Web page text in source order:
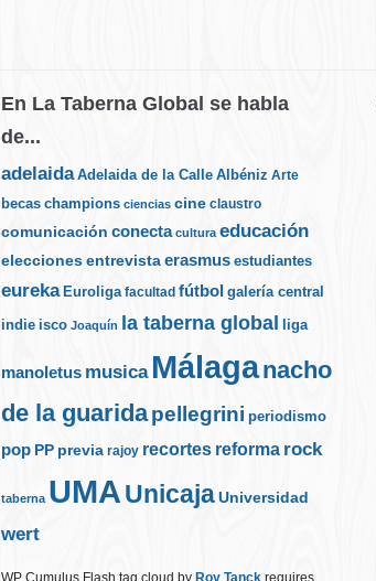
En La Taberna Global se habla
de...
adelaida Adelaida de la Calle Albéniz Arte
becas champions ciencias cine claustro
comunicación conecta cultura educación
elecciones entrevista erasmus estudiantes
eureka Euroliga facultad fútbol galería central
indie isco Joaquín la taberna global liga
manoletus musica Málaganacho
de la guaridapellegrini periodismo
pop PP previa rajoy recortes reforma rock
taberna UMA UnicajaUniversidad
wert
WP Cumulus Flash tag cloud by Roy Tanck requires